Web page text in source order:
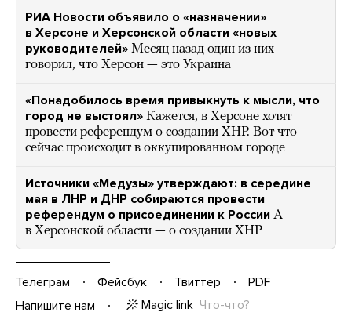
РИА Новости объявило о «назначении»
в Херсоне и Херсонской области «новых
руководителей» Месяц назад один из них
говорил, что Херсон — это Украина
«Понадобилось время привыкнуть к мысли, что
город не выстоял» Кажется, в Херсоне хотят
провести референдум о создании ХНР. Вот что
сейчас происходит в оккупированном городе
Источники «Медузы» утверждают: в середине
мая в ЛНР и ДНР собираются провести
референдум о присоединении к России А
в Херсонской области — о создании ХНР
Телеграм Фейсбук Твиттер
PDF
Напишите нам
Magic link Что-что?